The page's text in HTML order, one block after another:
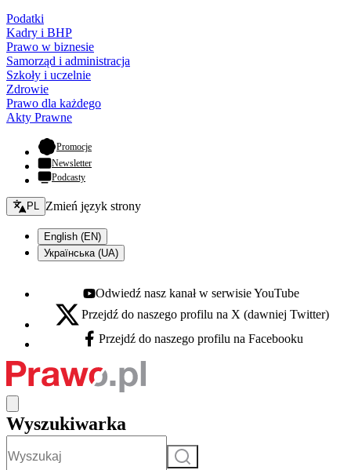
Podatki
Kadry i BHP
Prawo w biznesie
Samorząd i administracja
Szkoły i uczelnie
Zdrowie
Prawo dla każdego
Akty Prawne
Promocje- otwiera się w nowej karcie
Newsletter
Podcasty
Zmień język - bieżący:
PL Zmień język strony
English (EN)
Українська (UA)
Youtube - otwiera się w nowej karcie
Odwiedź nasz kanał w serwisie YouTube
X - otwiera się w nowej karcie
Przejdź do naszego profilu na X (dawniej Twitter)
Facebook - otwiera się w nowej karcie
Przejdź do naszego profilu na Facebooku
Wyszukiwarka
Szukaj